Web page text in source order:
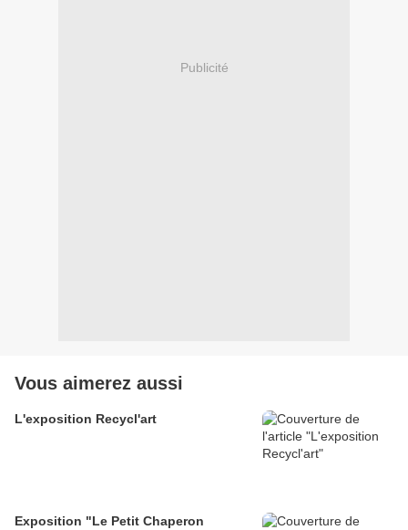
Publicité
Vous aimerez aussi
L'exposition Recycl'art
Exposition "Le Petit Chaperon